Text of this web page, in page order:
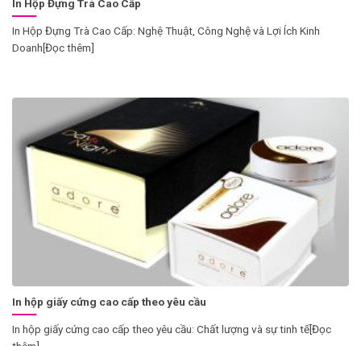
In Hộp Đựng Trà Cao Cấp
In Hộp Đựng Trà Cao Cấp: Nghệ Thuật, Công Nghệ và Lợi Ích Kinh
Doanh[Đọc thêm]
In hộp giấy cứng cao cấp theo yêu cầu
In hộp giấy cứng cao cấp theo yêu cầu: Chất lượng và sự tinh tế[Đọc